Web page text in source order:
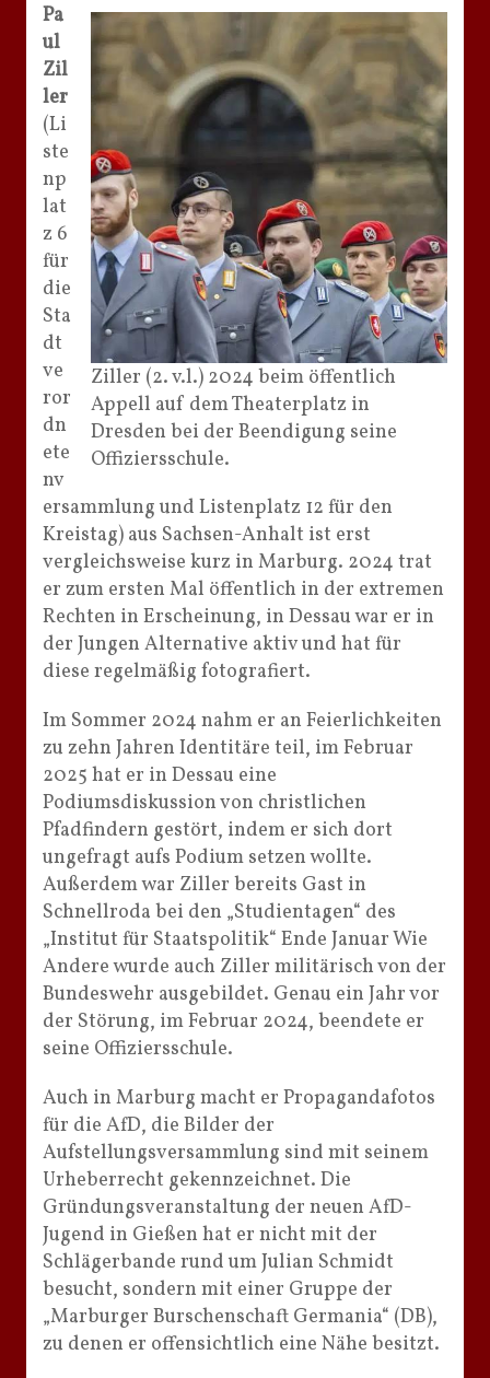
Ziller (2. v.l.) 2024 beim öffentlich
Appell auf dem Theaterplatz in
Dresden bei der Beendigung seine
Offiziersschule.
Pa
ul
Zil
ler
(Li
ste
np
lat
z 6
für
die
Sta
dt
ve
ror
dn
ete
nv
ersammlung und Listenplatz 12 für den
Kreistag) aus Sachsen-Anhalt ist erst
vergleichsweise kurz in Marburg. 2024 trat
er zum ersten Mal öffentlich in der extremen
Rechten in Erscheinung, in Dessau war er in
der Jungen Alternative aktiv und hat für
diese regelmäßig fotografiert.
Im Sommer 2024 nahm er an Feierlichkeiten
zu zehn Jahren Identitäre teil, im Februar
2025 hat er in Dessau eine
Podiumsdiskussion von christlichen
Pfadfindern gestört, indem er sich dort
ungefragt aufs Podium setzen wollte.
Außerdem war Ziller bereits Gast in
Schnellroda bei den „Studientagen“ des
„Institut für Staatspolitik“ Ende Januar Wie
Andere wurde auch Ziller militärisch von der
Bundeswehr ausgebildet. Genau ein Jahr vor
der Störung, im Februar 2024, beendete er
seine Offiziersschule.
Auch in Marburg macht er Propagandafotos
für die AfD, die Bilder der
Aufstellungsversammlung sind mit seinem
Urheberrecht gekennzeichnet. Die
Gründungsveranstaltung der neuen AfD-
Jugend in Gießen hat er nicht mit der
Schlägerbande rund um Julian Schmidt
besucht, sondern mit einer Gruppe der
„Marburger Burschenschaft Germania“ (DB),
zu denen er offensichtlich eine Nähe besitzt.